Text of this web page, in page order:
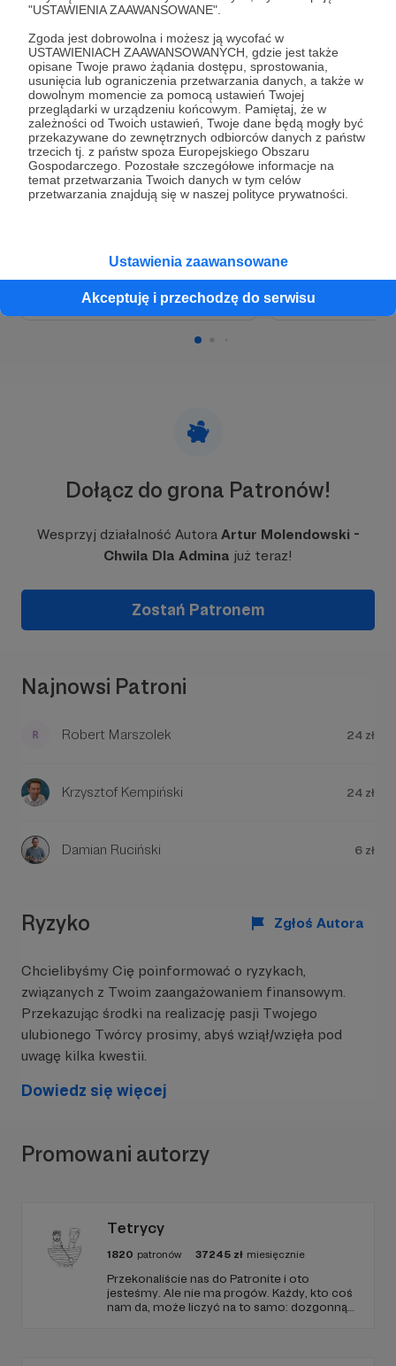
"USTAWIENIA ZAAWANSOWANE".
Zgoda jest dobrowolna i możesz ją wycofać w
USTAWIENIACH ZAAWANSOWANYCH, gdzie jest także
opisane Twoje prawo żądania dostępu, sprostowania,
usunięcia lub ograniczenia przetwarzania danych, a także w
dowolnym momencie za pomocą ustawień Twojej
przeglądarki w urządzeniu końcowym. Pamiętaj, że w
zależności od Twoich ustawień, Twoje dane będą mogły być
przekazywane do zewnętrznych odbiorców danych z państw
trzecich tj. z państw spoza Europejskiego Obszaru
Gospodarczego. Pozostałe szczegółowe informacje na
temat przetwarzania Twoich danych w tym celów
przetwarzania znajdują się w naszej polityce prywatności.
Ustawienia zaawansowane
Akceptuję i przechodzę do serwisu
swoim słuchaczom.
Podcast prowadzony przez administratora IT dla
innych adminów, specjalistów IT i wszystkich
zainteresowanych informatyką. Skupiam się na
zagadnieniach, które na co dzień spotykają
admini i specjaliści z IT: serwery, systemy,
zarządzanie infrastrukturą, licencje. chmura,
konfiguracje, rekrutacje, helpdesk, ITIL, ITSM,
wirtualizacja, cloud i wiele innych tematów z IT.
Przykładowe odcinki podcastu :)
Aby zobaczyć treść musisz zmienić ustawienia
W tym miejscu powinna być zewnętrzna
treść
Aby zobaczyć treść musisz zmienić ustawienia
polityki prywatności
Plany
Dzięki działaniom w podcaście, jak i poprzez
Patronite i patronów plan może postawić podcast
Cele
Tworzenie podcastu
400 zł
miesięcznie
400 zł
brakuje
wytłumić pomieszczenie oraz
zapewnić lepszą jakość audio dla
nagrań zdalnych.
Strona wizualna
600 zł
miesięcznie
dla podcastu (logo,
grafiki).
Dołącz do grona Patronów!
Wesprzyj działalność Autora Artur Molendowski -
Chwila Dla Admina już teraz!
Zostań Patronem
Najnowsi Patroni
Robert Marszolek 24 zł
Krzysztof Kempiński 24 zł
Damian Ruciński 6 zł
Ryzyko Zgłoś Autora
Chcielibyśmy Cię poinformować o ryzykach,
związanych z Twoim zaangażowaniem finansowym.
Przekazując środki na realizację pasji Twojego
ulubionego Twórcy prosimy, abyś wziął/wzięła pod
uwagę kilka kwestii.
Dowiedz się więcej
Promowani autorzy
Tetrycy
1820 patronów 37245 zł miesięcznie
Przekonaliście nas do Patronite i oto
jesteśmy. Ale nie ma progów. Każdy, kto coś
nam da, może liczyć na to samo: dozgonną